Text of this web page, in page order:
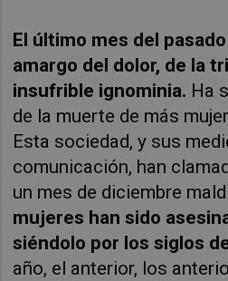
El último mes del
amargo del dolor, de la
insufrible ignominia. Ha
de la muerte de más
Esta sociedad, y sus
comunicación, han
un mes de diciembre
mujeres han sido
siéndolo por los siglos
año, el anterior, los